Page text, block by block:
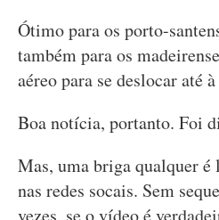
Ótimo para os porto-
também para os
aéreo para se deslocar até
Boa notícia, portanto. Foi
Mas, uma briga qualquer
nas redes socais. Sem
vezes, se o vídeo é